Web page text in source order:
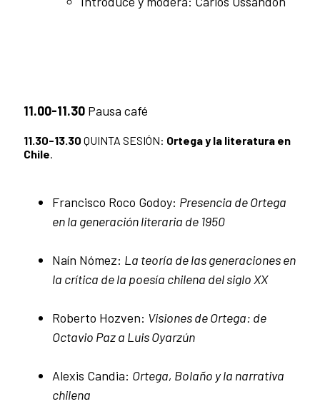
11.00-11.30 Pausa café
11.30-13.30 QUINTA SESIÓN: Ortega y la literatura en
Chile.
Francisco Roco Godoy: Presencia de Ortega
en la generación literaria de 1950
Naín Nómez: La teoría de las generaciones en
la crítica de la poesía chilena del siglo XX
Roberto Hozven: Visiones de Ortega: de
Octavio Paz a Luis Oyarzún
Alexis Candia: Ortega, Bolaño y la narrativa
chilena